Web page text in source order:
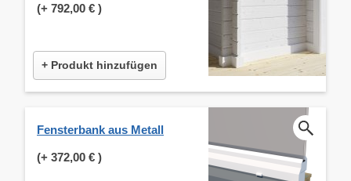
(+ 792,00 € )
+ Produkt hinzufügen
Fensterbank aus Metall
(+ 372,00 € )